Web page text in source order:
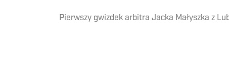
Pierwszy gwizdek arbitra Jacka Małyszka z